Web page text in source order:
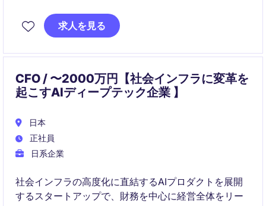
ードし、企業価値向上を財務面から推進
求人を見る
CFO / 〜2000万円【社会インフラに変革を
起こすAIディープテック企業 】
日本
正社員
日系企業
社会インフラの高度化に直結するAIプロダクトを展開
するスタートアップで、財務を中心に経営全体をリー